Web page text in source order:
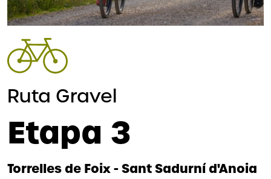
Ruta Gravel
Etapa 3
Torrelles de Foix - Sant Sadurní d'Anoia